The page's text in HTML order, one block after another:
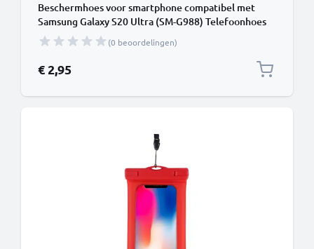
Beschermhoes voor smartphone compatibel met
Samsung Galaxy S20 Ultra (SM-G988) Telefoonhoes
Telefoonhoes Bumper Hardcase backcase rood
(0 beoordelingen)
€ 2,95